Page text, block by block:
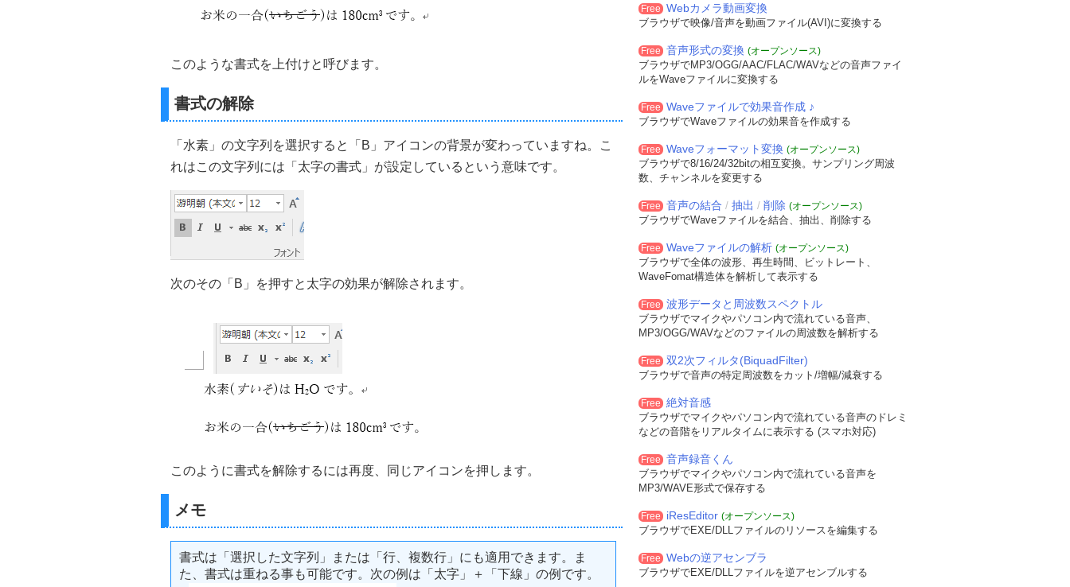
このような書式を上付けと呼びます。
書式の解除
「水素」の文字列を選択すると「B」アイコンの背景が変わっていますね。こ
れはこの文字列には「太字の書式」が設定しているという意味です。
次のその「B」を押すと太字の効果が解除されます。
このように書式を解除するには再度、同じアイコンを押します。
メモ
書式は「選択した文字列」または「行、複数行」にも適用できます。ま
た、書式は重ねる事も可能です。次の例は「太字」＋「下線」の例です。
Free Webカメラ動画変換
ブラウザで映像/音声を動画ファイル(AVI)に変換する
Free 音声形式の変換 (オープンソース)
ブラウザでMP3/OGG/AAC/FLAC/WAVなどの音声ファイ
ルをWaveファイルに変換する
Free Waveファイルで効果音作成 ♪
ブラウザでWaveファイルの効果音を作成する
Free Waveフォーマット変換 (オープンソース)
ブラウザで8/16/24/32bitの相互変換。サンプリング周波
数、チャンネルを変更する
Free 音声の結合 / 抽出 / 削除 (オープンソース)
ブラウザでWaveファイルを結合、抽出、削除する
Free Waveファイルの解析 (オープンソース)
ブラウザで全体の波形、再生時間、ビットレート、
WaveFomat構造体を解析して表示する
Free 波形データと周波数スペクトル
ブラウザでマイクやパソコン内で流れている音声、
MP3/OGG/WAVなどのファイルの周波数を解析する
Free 双2次フィルタ(BiquadFilter)
ブラウザで音声の特定周波数をカット/増幅/減衰する
Free 絶対音感
ブラウザでマイクやパソコン内で流れている音声のドレミ
などの音階をリアルタイムに表示する (スマホ対応)
Free 音声録音くん
ブラウザでマイクやパソコン内で流れている音声を
MP3/WAVE形式で保存する
Free iResEditor (オープンソース)
ブラウザでEXE/DLLファイルのリソースを編集する
Free Webの逆アセンブラ
ブラウザでEXE/DLLファイルを逆アセンブルする